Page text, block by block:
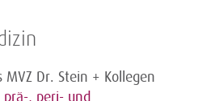
MVZ Dr. Stein + Kollegen
prä-, peri- und